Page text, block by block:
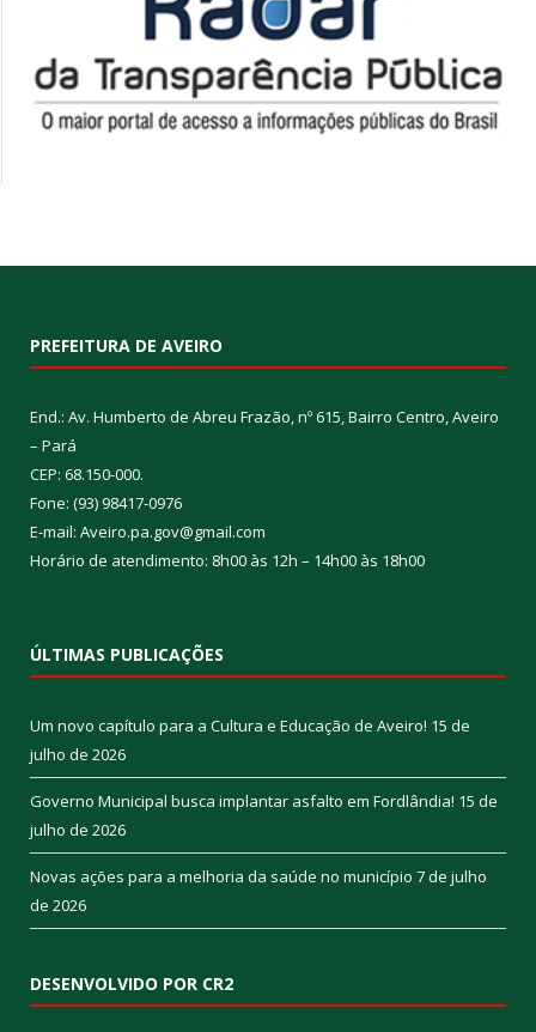
PREFEITURA DE AVEIRO
End.: Av. Humberto de Abreu Frazão, nº 615, Bairro Centro, Aveiro
– Pará
CEP: 68.150-000.
Fone: (93) 98417-0976
E-mail: Aveiro.pa.gov@gmail.com
Horário de atendimento: 8h00 às 12h – 14h00 às 18h00
ÚLTIMAS PUBLICAÇÕES
Um novo capítulo para a Cultura e Educação de Aveiro! 15 de
julho de 2026
Governo Municipal busca implantar asfalto em Fordlândia! 15 de
julho de 2026
Novas ações para a melhoria da saúde no município 7 de julho
de 2026
DESENVOLVIDO POR CR2